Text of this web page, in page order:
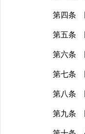
第四条 民
第五条 民
第六条 民
第七条 民
第八条 民
第九条 民